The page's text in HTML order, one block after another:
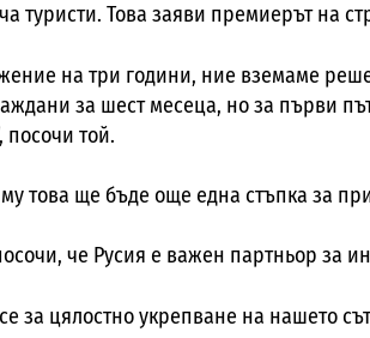
туристи. Това заяви премиерът на
на три години, ние вземаме
за шест месеца, но за първи
посочи той.
това ще бъде още една стъпка за
че Русия е важен партньор за
за цялостно укрепване на нашето